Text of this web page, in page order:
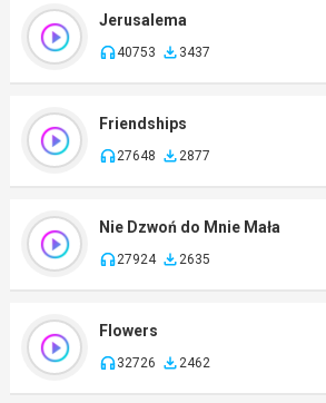
Jerusalema
40753 3437
Friendships
27648 2877
Nie Dzwoń do Mnie Mała
27924 2635
Flowers
32726 2462